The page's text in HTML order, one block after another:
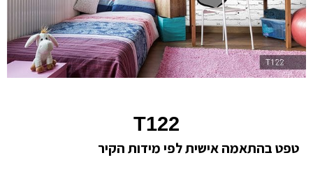
T122
טפט בהתאמה אישית לפי מידות הקיר